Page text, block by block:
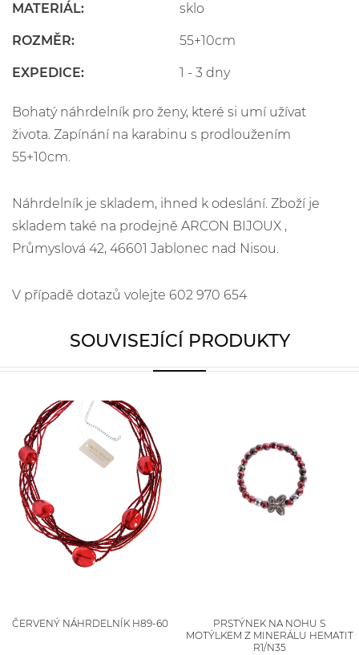
MATERIÁL: sklo
ROZMĚR: 55+10cm
EXPEDICE: 1 - 3 dny
Bohatý náhrdelník pro ženy, které si umí užívat
života. Zapínání na karabinu s prodloužením
55+10cm.
Náhrdelník je skladem, ihned k odeslání. Zboží je
skladem také na prodejně ARCON BIJOUX ,
Průmyslová 42, 46601 Jablonec nad Nisou.
V případě dotazů volejte 602 970 654
SOUVISEJÍCÍ PRODUKTY
ČERVENÝ NÁHRDELNÍK H89-60
PRSTÝNEK NA NOHU S
MOTÝLKEM Z MINERÁLU HEMATIT
R1/N35